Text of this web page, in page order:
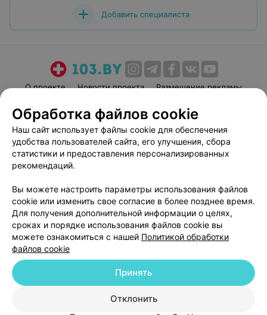
Добавить специалиста
О проекте Новости проекта
Размещение рекламы
Пользовательское соглашение
Способы оплаты
Вакансии
Партнеры
Написать руководителю 103.by
Персональные настройки cookie
Обработка персональных данных
© 2026 ООО «Артокс Лаб», УНП 191700409| 220012, Республика Беларусь,
г. Минск, улица Толбухина, 2, пом. 16 | help@103.by
Обработка файлов cookie
Наш сайт использует файлы cookie для обеспечения
удобства пользователей сайта, его улучшения, сбора
статистики и предоставления персонализированных
рекомендаций.
Вы можете настроить параметры использования файлов
cookie или изменить свое согласие в более позднее время.
Для получения дополнительной информации о целях,
сроках и порядке использования файлов cookie вы
можете ознакомиться с нашей Политикой обработки
файлов cookie
Отклонить
Принять